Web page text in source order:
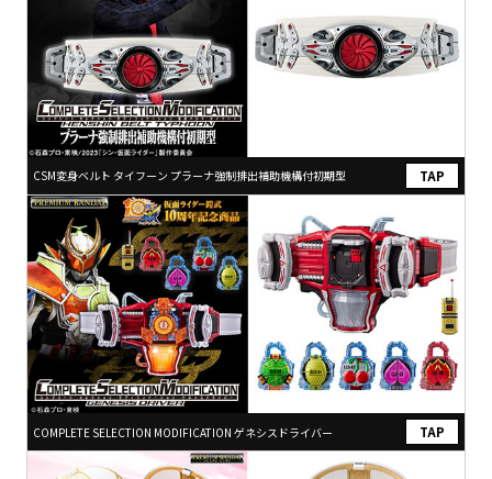
CSM変身ベルト タイフーン プラーナ強制排出補助機構付初期型
COMPLETE SELECTION MODIFICATION ゲネシスドライバー